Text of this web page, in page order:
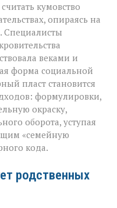
кумовство
опираясь на
Специалисты
веками и
форма социальной
пласт становится
формулировки,
окраску,
оборота, уступая
«семейную
кода.
родственных